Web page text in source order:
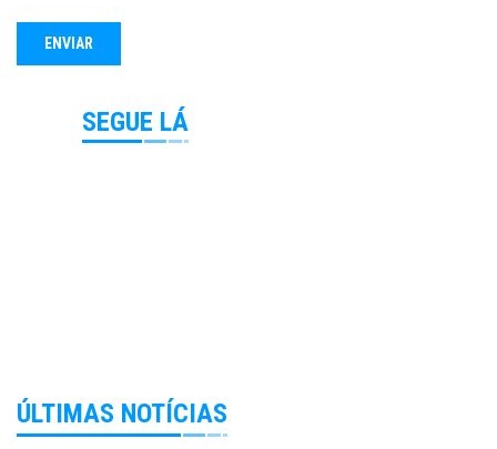
SEGUE LÁ
ÚLTIMAS NOTÍCIAS